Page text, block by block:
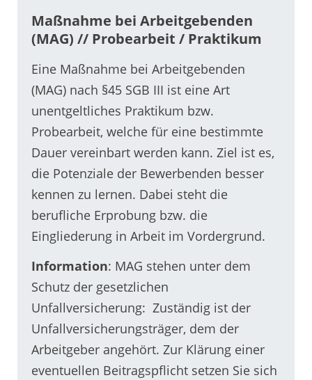
Maßnahme bei Arbeitgebenden
(MAG) // Probearbeit / Praktikum
Eine Maßnahme bei Arbeitgebenden
(MAG) nach §45 SGB III ist eine Art
unentgeltliches Praktikum bzw.
Probearbeit, welche für eine bestimmte
Dauer vereinbart werden kann. Ziel ist es,
die Potenziale der Bewerbenden besser
kennen zu lernen. Dabei steht die
berufliche Erprobung bzw. die
Eingliederung in Arbeit im Vordergrund.
Information: MAG stehen unter dem
Schutz der gesetzlichen
Unfallversicherung: Zuständig ist der
Unfallversicherungsträger, dem der
Arbeitgeber angehört. Zur Klärung einer
eventuellen Beitragspflicht setzen Sie sich